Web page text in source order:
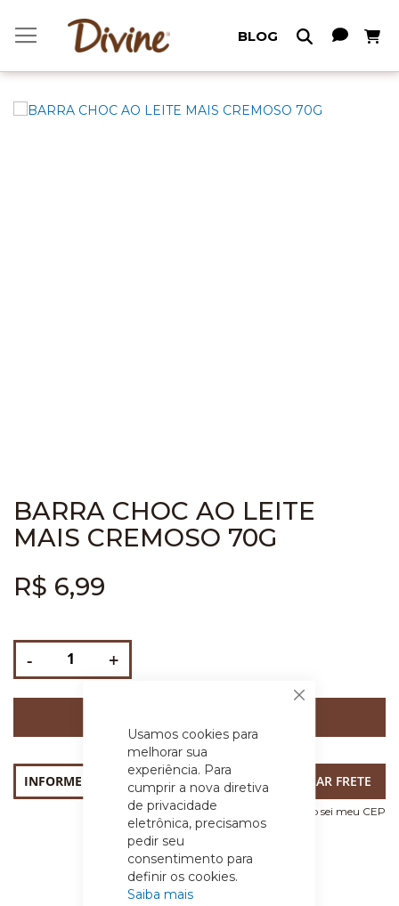
Fechar
Usamos cookies para
melhorar sua
experiência. Para
cumprir a nova diretiva
de privacidade
eletrônica, precisamos
pedir seu
consentimento para
definir os cookies.
Saiba mais
BLOG Meu
BARRA CHOC AO LEITE
MAIS CREMOSO 70G
R$ 6,99
- +
Não sei meu CEP